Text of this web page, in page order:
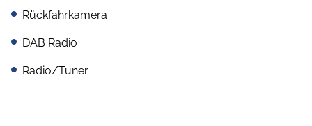
Rückfahrkamera
DAB Radio
Radio/Tuner